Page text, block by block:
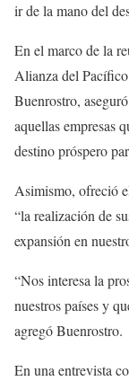
ir de la mano del
En el marco de la
Alianza del
Buenrostro,
aquellas empresas
destino próspero
Asimismo, ofreció
“la realización de
expansión en
“Nos interesa la
nuestros países y
agregó Buenrostro.
En una entrevista